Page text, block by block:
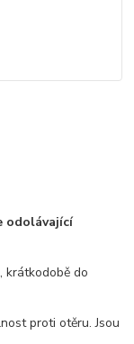
odolávající
krátkodobě do
proti otěru. Jsou